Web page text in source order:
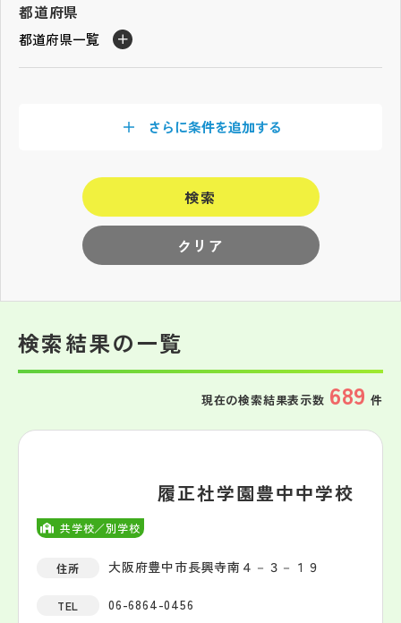
その他
個人情報保護方針
サイトマップ
都道府県
都道府県一覧
さらに条件を追加する
クリア
検索
検索結果の一覧
現在の検索結果表示数 689 件
共学校／別学校
履正社学園豊中中学校
住所 大阪府豊中市長興寺南４－３－１９
TEL 06-6864-0456